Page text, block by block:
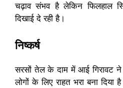
चढ़ाव संभव है लेकिन फिलहाल
दिखाई दे रही है।
निष्कर्ष
सरसों तेल के दाम में आई
लोगों के लिए राहत भरा बना